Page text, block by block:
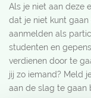
Als je niet aan deze
dat je niet kunt gaan
aanmelden als
studenten en
verdienen door te
jij zo iemand? Meld
aan de slag te gaan